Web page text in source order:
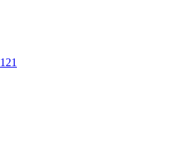
121